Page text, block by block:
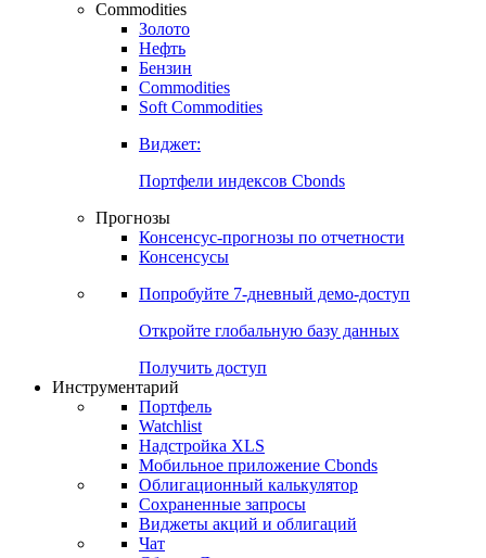
Commodities
Золото
Нефть
Бензин
Commodities
Soft Commodities
Виджет:
Портфели индексов Cbonds
Прогнозы
Консенсус-прогнозы по отчетности
Консенсусы
Попробуйте 7-дневный демо-доступ
Откройте глобальную базу данных
Получить доступ
Инструментарий
Портфель
Watchlist
Надстройка XLS
Мобильное приложение Cbonds
Облигационный калькулятор
Сохраненные запросы
Виджеты акций и облигаций
Чат